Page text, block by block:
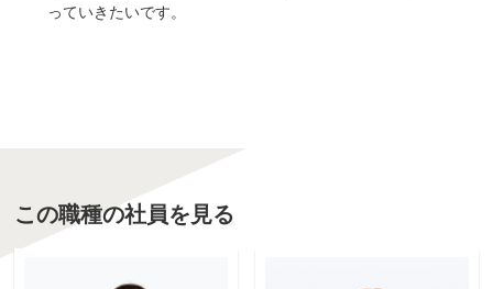
っていきたいです。
この職種の社員を見る